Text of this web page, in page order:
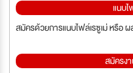
แนบ
สมัครด้วยการแนบไฟล์เรซูเม่ หรือ
สมัครง